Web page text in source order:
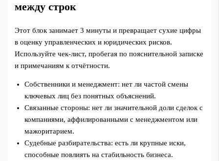
между строк
Этот блок занимает 3 минуты и превращает сухие цифры
в оценку управленческих и юридических рисков.
Используйте чек-лист, пробегая по пояснительной записке
и примечаниям к отчётности.
Собственники и менеджмент: нет ли частой смены
ключевых лиц без понятных объяснений.
Связанные стороны: нет ли значительной доли сделок с
компаниями, аффилированными с менеджментом или
мажоритарием.
Судебные разбирательства: есть ли крупные иски,
способные повлиять на стабильность бизнеса.